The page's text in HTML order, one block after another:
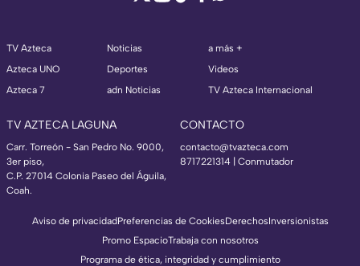
TV Azteca
Azteca UNO
Azteca 7
Noticias
Deportes
adn Noticias
a más +
Videos
TV Azteca Internacional
TV AZTECA LAGUNA
Carr. Torreón - San Pedro No. 9000,
3er piso,
C.P. 27014 Colonia Paseo del Águila,
Coah.
CONTACTO
contacto@tvazteca.com
8717221314 | Conmutador
Aviso de privacidadPreferencias de CookiesDerechosInversionistas
Promo EspacioTrabaja con nosotros
Programa de ética, integridad y cumplimiento